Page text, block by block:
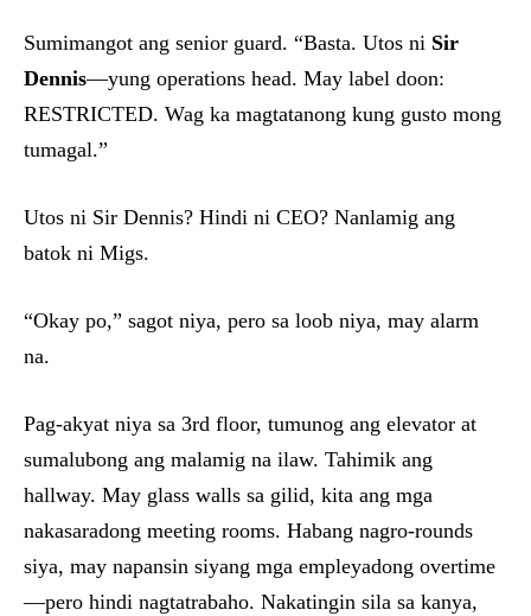
Sumimangot ang senior guard. “Basta. Utos ni Sir
Dennis—yung operations head. May label doon:
RESTRICTED. Wag ka magtatanong kung gusto mong
tumagal.”
Utos ni Sir Dennis? Hindi ni CEO? Nanlamig ang
batok ni Migs.
“Okay po,” sagot niya, pero sa loob niya, may alarm
na.
Pag-akyat niya sa 3rd floor, tumunog ang elevator at
sumalubong ang malamig na ilaw. Tahimik ang
hallway. May glass walls sa gilid, kita ang mga
nakasaradong meeting rooms. Habang nagro-rounds
siya, may napansin siyang mga empleyadong overtime
—pero hindi nagtatrabaho. Nakatingin sila sa kanya,